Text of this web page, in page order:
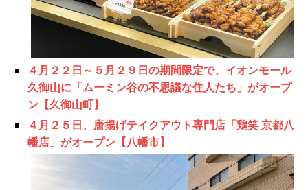
４月２２日～５月２９日の期間限定で、イオンモール
久御山に「ムーミン谷の不思議な住人たち」がオープ
ン【久御山町】
４月２５日、唐揚げテイクアウト専門店「鶏笑 京都八
幡店」がオープン【八幡市】